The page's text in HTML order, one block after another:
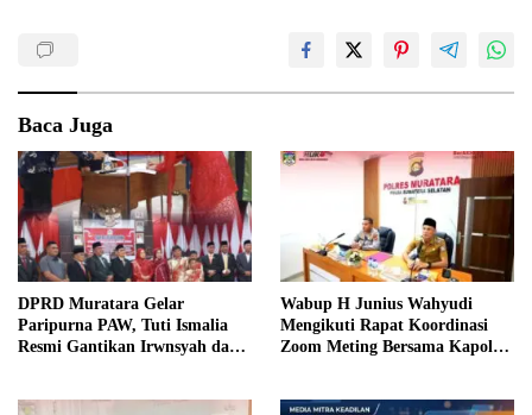
Baca Juga
DPRD Muratara Gelar
Paripurna PAW, Tuti Ismalia
Resmi Gantikan Irwnsyah dari
Wabup H Junius Wahyudi
Mengikuti Rapat Koordinasi
Zoom Meting Bersama Kapolres